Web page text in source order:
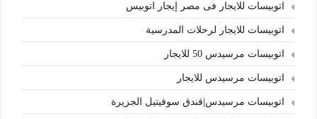
اتوبيسات للايجار فى مصر إيجار اتوبيس
اتوبيسات للايجار لرحلات المدرسية
اتوبيسات مرسيدس 50 للايجار
اتوبيسات مرسيدس للايجار
اتوبيسات مرسيدس|فندق سوفيتيل الجزيرة